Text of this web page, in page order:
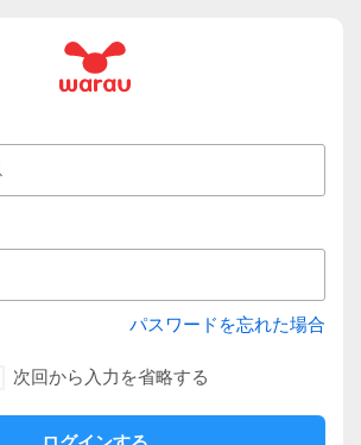
パスワードを忘れた場合
次回から入力を省略する